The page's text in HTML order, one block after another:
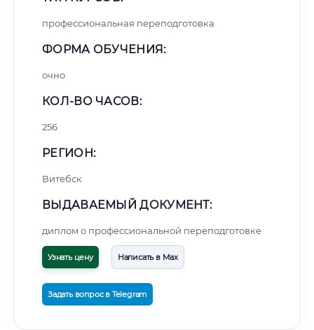
профессиональная переподготовка
ФОРМА ОБУЧЕНИЯ:
очно
КОЛ-ВО ЧАСОВ:
256
РЕГИОН:
Витебск
ВЫДАВАЕМЫЙ ДОКУМЕНТ:
диплом о профессиональной переподготовке
Узнать цену Написать в Max
Задать вопрос в Telegram